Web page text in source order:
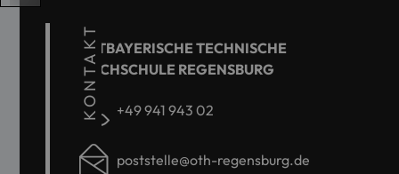
KONTAKT
OSTBAYERISCHE TECHNISCHE
HOCHSCHULE REGENSBURG
+49 941 943 02
poststelle@oth-regensburg.de